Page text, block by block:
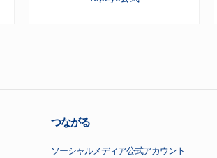
つながる
ソーシャルメディア公式アカウント